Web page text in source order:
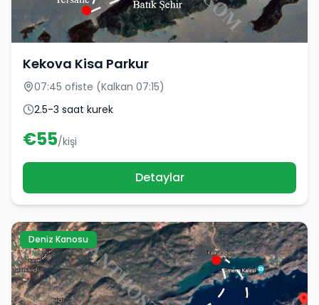
Kekova Kisa Parkur
07:45 ofiste (Kalkan 07:15)
2.5-3 saat kurek
€55/kişi
Detaylar
Deniz Kanosu